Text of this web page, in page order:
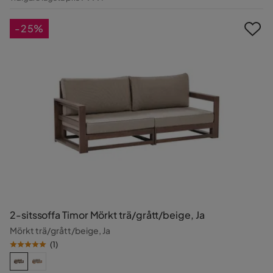
2-sitssoffa Timor Mörkt trä/grått/beige, Ja
Mörkt trä/grått/beige, Ja
(1)
-25%